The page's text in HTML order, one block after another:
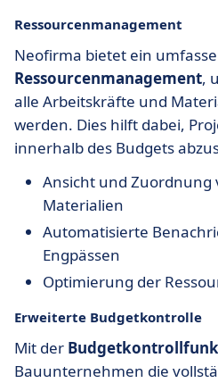
Ressourcenmanagement
Neofirma bietet ein
Ressourcenmanagement,
alle Arbeitskräfte und
werden. Dies hilft dabei,
innerhalb des Budgets
Ansicht und
Materialien
Automatisierte
Engpässen
Optimierung der
Erweiterte Budgetkontrolle
Mit der
Bauunternehmen die